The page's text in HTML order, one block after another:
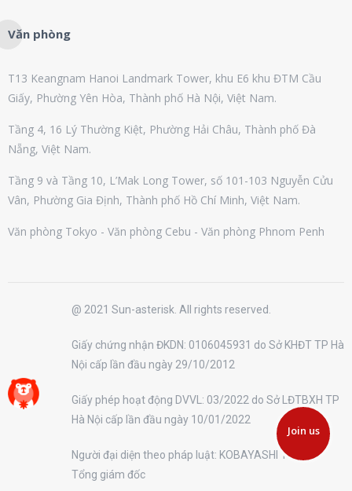
Văn phòng
T13 Keangnam Hanoi Landmark Tower, khu E6 khu ĐTM Cầu
Giấy, Phường Yên Hòa, Thành phố Hà Nội, Việt Nam.
Tầng 4, 16 Lý Thường Kiệt, Phường Hải Châu, Thành phố Đà
Nẵng, Việt Nam.
Tầng 9 và Tầng 10, L’Mak Long Tower, số 101-103 Nguyễn Cửu
Vân, Phường Gia Định, Thành phố Hồ Chí Minh, Việt Nam.
Văn phòng Tokyo - Văn phòng Cebu - Văn phòng Phnom Penh
@ 2021 Sun-asterisk. All rights reserved.
Giấy chứng nhận ĐKDN: 0106045931 do Sở KHĐT TP Hà
Nội cấp lần đầu ngày 29/10/2012
Giấy phép hoạt động DVVL: 03/2022 do Sở LĐTBXH TP
Hà Nội cấp lần đầu ngày 10/01/2022
Người đại diện theo pháp luật: KOBAYASHI TAIHEI -
Tổng giám đốc
Join us